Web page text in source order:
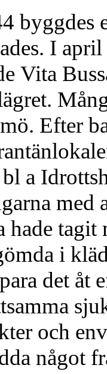
byggdes
I
Vita
Efter
a
med
hade
i
det åt
och
något